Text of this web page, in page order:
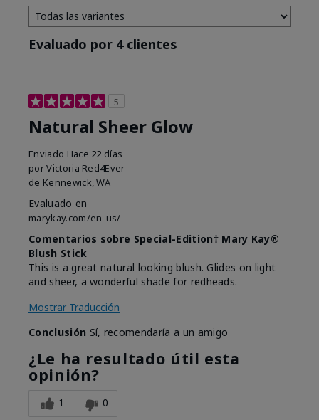
Evaluado por 4 clientes
5
Natural Sheer Glow
Enviado Hace 22 días
porVictoria Red4Ever
de Kennewick, WA
Evaluado en
marykay.com/en-us/
Comentarios sobre Special-Edition† Mary Kay®
Blush Stick
This is a great natural looking blush. Glides on light
and sheer, a wonderful shade for redheads.
Mostrar Traducción
Conclusión Sí, recomendaría a un amigo
¿Le ha resultado útil esta
opinión?
1 0